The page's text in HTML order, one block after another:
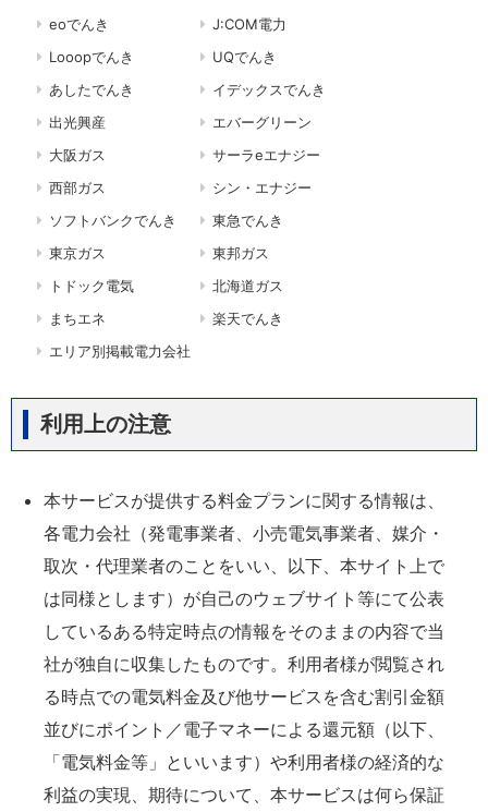
eoでんき
J:COM電力
Looopでんき
UQでんき
あしたでんき
イデックスでんき
出光興産
エバーグリーン
大阪ガス
サーラeエナジー
西部ガス
シン・エナジー
ソフトバンクでんき
東急でんき
東京ガス
東邦ガス
トドック電気
北海道ガス
まちエネ
楽天でんき
エリア別掲載電力会社
利用上の注意
本サービスが提供する料金プランに関する情報は、
各電力会社（発電事業者、小売電気事業者、媒介・
取次・代理業者のことをいい、以下、本サイト上で
は同様とします）が自己のウェブサイト等にて公表
しているある特定時点の情報をそのままの内容で当
社が独自に収集したものです。利用者様が閲覧され
る時点での電気料金及び他サービスを含む割引金額
並びにポイント／電子マネーによる還元額（以下、
「電気料金等」といいます）や利用者様の経済的な
利益の実現、期待について、本サービスは何ら保証